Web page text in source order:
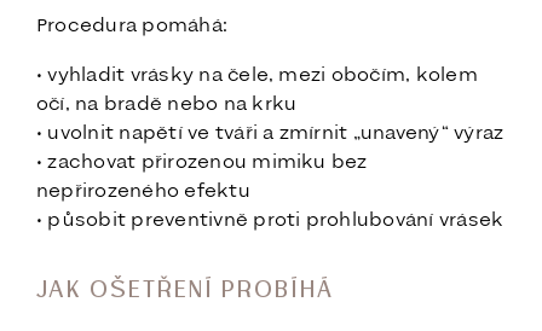
Procedura pomáhá:
• vyhladit vrásky na čele, mezi obočím, kolem
očí, na bradě nebo na krku
• uvolnit napětí ve tváři a zmírnit „unavený“ výraz
• zachovat přirozenou mimiku bez
nepřirozeného efektu
• působit preventivně proti prohlubování vrásek
JAK OŠETŘENÍ PROBÍHÁ